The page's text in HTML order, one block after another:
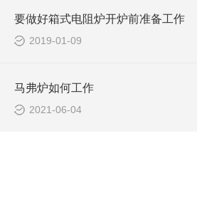
要做好箱式电阻炉开炉前准备工作
2019-01-09
马弗炉如何工作
2021-06-04